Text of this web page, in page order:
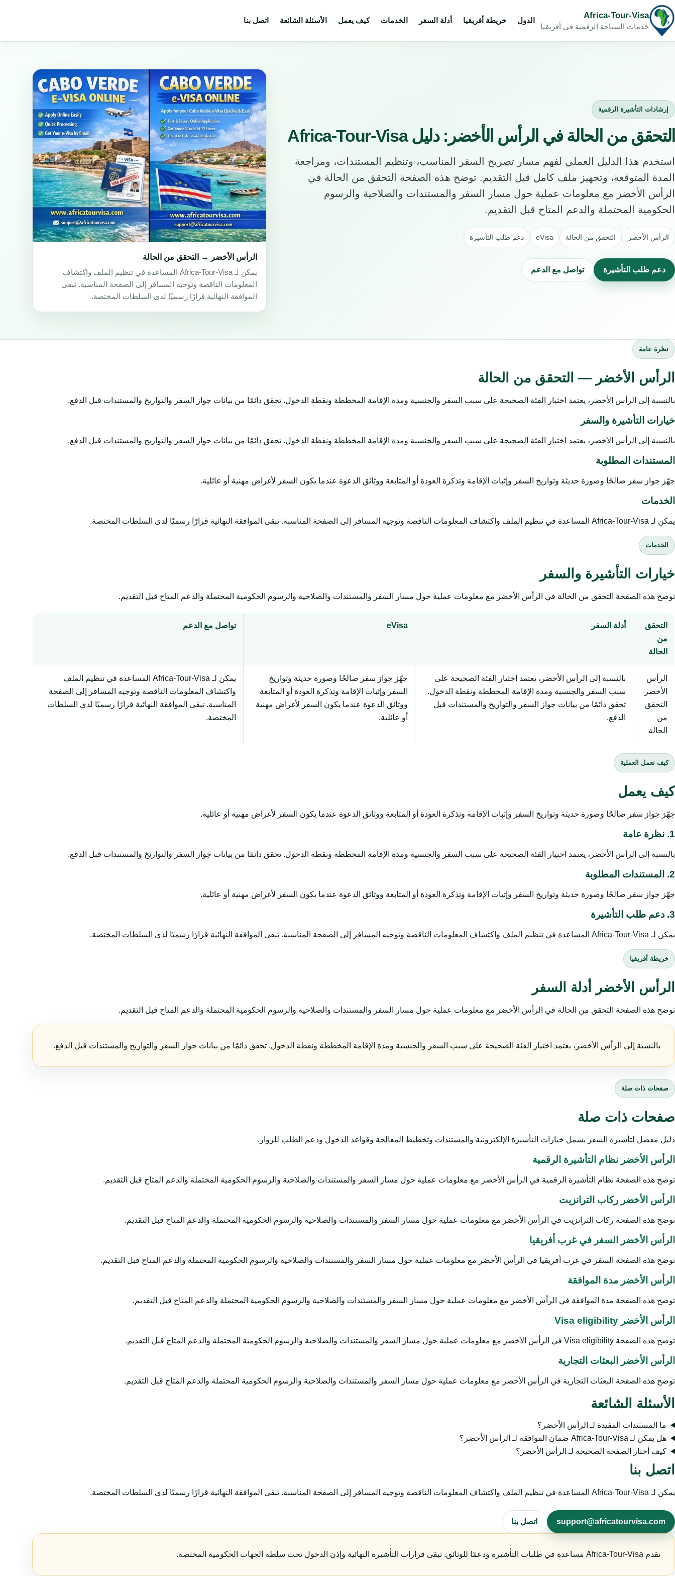
Africa-Tour-Visa
خدمات السياحة الرقمية في أفريقيا
الدول خريطة أفريقيا أدلة السفر الخدمات كيف يعمل الأسئلة الشائعة اتصل بنا
إرشادات التأشيرة الرقمية
التحقق من الحالة في الرأس الأخضر: دليل Africa-Tour-Visa
استخدم هذا الدليل العملي لفهم مسار تصريح السفر المناسب، وتنظيم المستندات، ومراجعة
المدة المتوقعة، وتجهيز ملف كامل قبل التقديم. توضح هذه الصفحة التحقق من الحالة في
الرأس الأخضر مع معلومات عملية حول مسار السفر والمستندات والصلاحية والرسوم
الحكومية المحتملة والدعم المتاح قبل التقديم.
الرأس الأخضر التحقق من الحالة eVisa دعم طلب التأشيرة
دعم طلب التأشيرة تواصل مع الدعم
الرأس الأخضر → التحقق من الحالة
يمكن لـ Africa-Tour-Visa المساعدة في تنظيم الملف واكتشاف
المعلومات الناقصة وتوجيه المسافر إلى الصفحة المناسبة. تبقى
الموافقة النهائية قرارًا رسميًا لدى السلطات المختصة.
نظرة عامة
الرأس الأخضر — التحقق من الحالة
بالنسبة إلى الرأس الأخضر، يعتمد اختيار الفئة الصحيحة على سبب السفر والجنسية ومدة الإقامة المخططة ونقطة الدخول. تحقق دائمًا من بيانات جواز السفر والتواريخ والمستندات قبل الدفع.
خيارات التأشيرة والسفر
بالنسبة إلى الرأس الأخضر، يعتمد اختيار الفئة الصحيحة على سبب السفر والجنسية ومدة الإقامة المخططة ونقطة الدخول. تحقق دائمًا من بيانات جواز السفر والتواريخ والمستندات قبل الدفع.
المستندات المطلوبة
جهّز جواز سفر صالحًا وصورة حديثة وتواريخ السفر وإثبات الإقامة وتذكرة العودة أو المتابعة ووثائق الدعوة عندما يكون السفر لأغراض مهنية أو عائلية.
الخدمات
يمكن لـ Africa-Tour-Visa المساعدة في تنظيم الملف واكتشاف المعلومات الناقصة وتوجيه المسافر إلى الصفحة المناسبة. تبقى الموافقة النهائية قرارًا رسميًا لدى السلطات المختصة.
الخدمات
خيارات التأشيرة والسفر
توضح هذه الصفحة التحقق من الحالة في الرأس الأخضر مع معلومات عملية حول مسار السفر والمستندات والصلاحية والرسوم الحكومية المحتملة والدعم المتاح قبل التقديم.
التحقق
من
الحالة
أدلة السفر eVisa تواصل مع الدعم
الرأس
الأخضر
التحقق
من
الحالة
بالنسبة إلى الرأس الأخضر، يعتمد اختيار الفئة الصحيحة على
سبب السفر والجنسية ومدة الإقامة المخططة ونقطة الدخول.
تحقق دائمًا من بيانات جواز السفر والتواريخ والمستندات قبل
الدفع.
جهّز جواز سفر صالحًا وصورة حديثة وتواريخ
السفر وإثبات الإقامة وتذكرة العودة أو المتابعة
ووثائق الدعوة عندما يكون السفر لأغراض مهنية
أو عائلية.
يمكن لـ Africa-Tour-Visa المساعدة في تنظيم الملف
واكتشاف المعلومات الناقصة وتوجيه المسافر إلى الصفحة
المناسبة. تبقى الموافقة النهائية قرارًا رسميًا لدى السلطات
المختصة.
كيف تعمل العملية
كيف يعمل
جهّز جواز سفر صالحًا وصورة حديثة وتواريخ السفر وإثبات الإقامة وتذكرة العودة أو المتابعة ووثائق الدعوة عندما يكون السفر لأغراض مهنية أو عائلية.
1. نظرة عامة
بالنسبة إلى الرأس الأخضر، يعتمد اختيار الفئة الصحيحة على سبب السفر والجنسية ومدة الإقامة المخططة ونقطة الدخول. تحقق دائمًا من بيانات جواز السفر والتواريخ والمستندات قبل الدفع.
2. المستندات المطلوبة
جهّز جواز سفر صالحًا وصورة حديثة وتواريخ السفر وإثبات الإقامة وتذكرة العودة أو المتابعة ووثائق الدعوة عندما يكون السفر لأغراض مهنية أو عائلية.
3. دعم طلب التأشيرة
يمكن لـ Africa-Tour-Visa المساعدة في تنظيم الملف واكتشاف المعلومات الناقصة وتوجيه المسافر إلى الصفحة المناسبة. تبقى الموافقة النهائية قرارًا رسميًا لدى السلطات المختصة.
خريطة أفريقيا
الرأس الأخضر أدلة السفر
توضح هذه الصفحة التحقق من الحالة في الرأس الأخضر مع معلومات عملية حول مسار السفر والمستندات والصلاحية والرسوم الحكومية المحتملة والدعم المتاح قبل التقديم.
بالنسبة إلى الرأس الأخضر، يعتمد اختيار الفئة الصحيحة على سبب السفر والجنسية ومدة الإقامة المخططة ونقطة الدخول. تحقق دائمًا من بيانات جواز السفر والتواريخ والمستندات قبل الدفع.
صفحات ذات صلة
صفحات ذات صلة
دليل مفصل لتأشيرة السفر يشمل خيارات التأشيرة الإلكترونية والمستندات وتخطيط المعالجة وقواعد الدخول ودعم الطلب للزوار.
الرأس الأخضر نظام التأشيرة الرقمية
توضح هذه الصفحة نظام التأشيرة الرقمية في الرأس الأخضر مع معلومات عملية حول مسار السفر والمستندات والصلاحية والرسوم الحكومية المحتملة والدعم المتاح قبل التقديم.
الرأس الأخضر ركاب الترانزيت
توضح هذه الصفحة ركاب الترانزيت في الرأس الأخضر مع معلومات عملية حول مسار السفر والمستندات والصلاحية والرسوم الحكومية المحتملة والدعم المتاح قبل التقديم.
الرأس الأخضر السفر في غرب أفريقيا
توضح هذه الصفحة السفر في غرب أفريقيا في الرأس الأخضر مع معلومات عملية حول مسار السفر والمستندات والصلاحية والرسوم الحكومية المحتملة والدعم المتاح قبل التقديم.
الرأس الأخضر مدة الموافقة
توضح هذه الصفحة مدة الموافقة في الرأس الأخضر مع معلومات عملية حول مسار السفر والمستندات والصلاحية والرسوم الحكومية المحتملة والدعم المتاح قبل التقديم.
الرأس الأخضر Visa eligibility
توضح هذه الصفحة Visa eligibility في الرأس الأخضر مع معلومات عملية حول مسار السفر والمستندات والصلاحية والرسوم الحكومية المحتملة والدعم المتاح قبل التقديم.
الرأس الأخضر البعثات التجارية
توضح هذه الصفحة البعثات التجارية في الرأس الأخضر مع معلومات عملية حول مسار السفر والمستندات والصلاحية والرسوم الحكومية المحتملة والدعم المتاح قبل التقديم.
الأسئلة الشائعة
ما المستندات المفيدة لـ الرأس الأخضر؟
هل يمكن لـ Africa-Tour-Visa ضمان الموافقة لـ الرأس الأخضر؟
كيف أختار الصفحة الصحيحة لـ الرأس الأخضر؟
اتصل بنا
يمكن لـ Africa-Tour-Visa المساعدة في تنظيم الملف واكتشاف المعلومات الناقصة وتوجيه المسافر إلى الصفحة المناسبة. تبقى الموافقة النهائية قرارًا رسميًا لدى السلطات المختصة.
support@africatourvisa.com اتصل بنا
تقدم Africa-Tour-Visa مساعدة في طلبات التأشيرة ودعمًا للوثائق. تبقى قرارات التأشيرة النهائية وإذن الدخول تحت سلطة الجهات الحكومية المختصة.